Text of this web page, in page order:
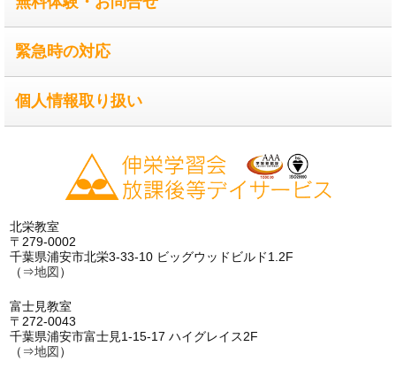
緊急時の対応
個人情報取り扱い
北栄教室
〒279-0002
千葉県浦安市北栄3-33-10 ビッグウッドビルド1.2F
（⇒地図 ）
富士見教室
〒272-0043
千葉県浦安市富士見1-15-17 ハイグレイス2F
（⇒地図 ）